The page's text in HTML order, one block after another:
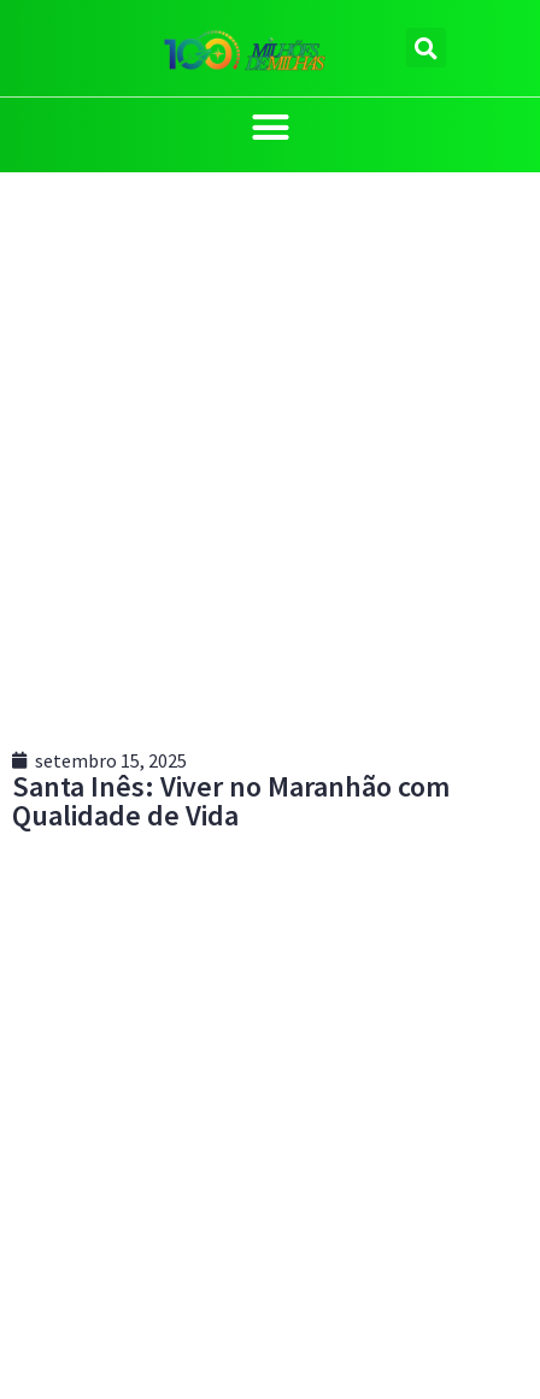
setembro 15, 2025
Santa Inês: Viver no Maranhão com
Qualidade de Vida